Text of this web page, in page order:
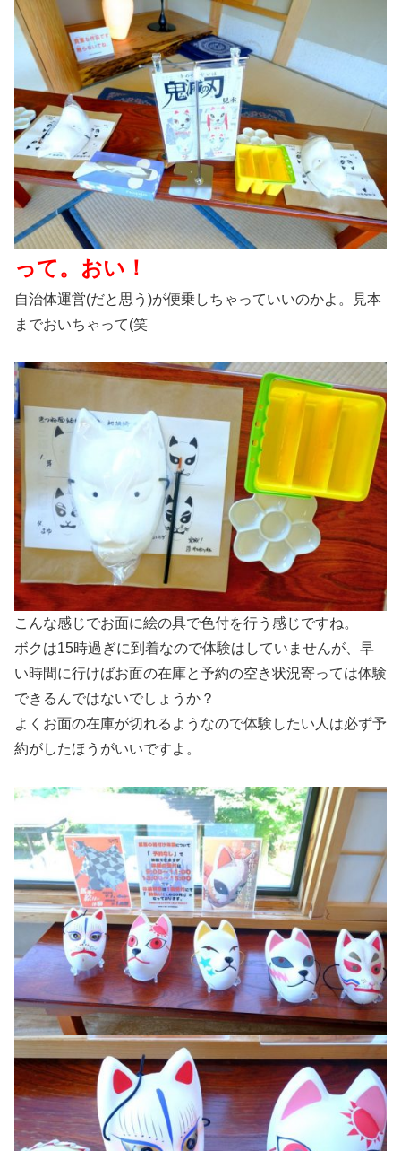
って。おい！
自治体運営(だと思う)が便乗しちゃっていいのかよ。見本
までおいちゃって(笑
こんな感じでお面に絵の具で色付を行う感じですね。
ボクは15時過ぎに到着なので体験はしていませんが、早
い時間に行けばお面の在庫と予約の空き状況寄っては体験
できるんではないでしょうか？
よくお面の在庫が切れるようなので体験したい人は必ず予
約がしたほうがいいですよ。